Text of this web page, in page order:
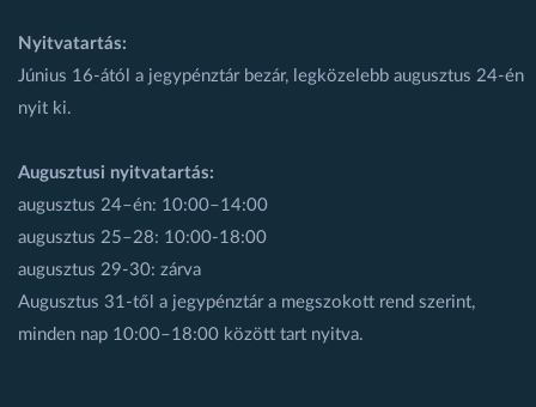
Nyitvatartás:
Június 16-ától a jegypénztár bezár, legközelebb augusztus 24-én
nyit ki.
Augusztusi nyitvatartás:
augusztus 24–én: 10:00–14:00
augusztus 25–28: 10:00-18:00
augusztus 29-30: zárva
Augusztus 31-től a jegypénztár a megszokott rend szerint,
minden nap 10:00–18:00 között tart nyitva.